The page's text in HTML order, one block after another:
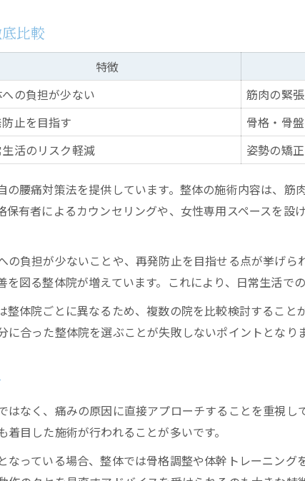
腰痛対策に整体が選ばれる背景と実績
整体と他施術の違いを腰痛目線で比較
腰痛改善を目的に整体を選ぶ際のポイント
慢性腰痛なら整体と整骨院どちら向き？
慢性腰痛には整体・整骨院どちらが最適か比較
整体と整骨院の違いを腰痛対策で検証
香川県高松市で自分に合う施術先を見極める
整体・整骨院の保険適用範囲と選び方
香川県高松市で整体を選ぶ際の注意点
高松市で整体を選ぶ際の比較ポイント一覧
整体院選びで失敗しないための注意事項
口コミや実績で見る整体院の選び方
整体とマッサージの違いを詳しく知る
整体とマッサージの違いを腰痛目線で比較
腰痛改善には整体とマッサージどちらが効果的か
比較
特徴
の負担が少ない
筋肉の緊
止を目指す
骨格・骨
生活のリスク軽減 姿勢の矯
腰痛対策法を提供しています。整体の施術内容は、筋
有者によるカウンセリングや、女性専用スペースを設
負担が少ないことや、再発防止を目指せる点が挙げ
図る整体院が増えています。これにより、日常生活で
体院ごとに異なるため、複数の院を比較検討すること
合った整体院を選ぶことが失敗しないポイントとなりま
なく、痛みの原因に直接アプローチすることを重視
目した施術が行われることが多いです。
っている場合、整体では骨格調整や体幹トレーニン